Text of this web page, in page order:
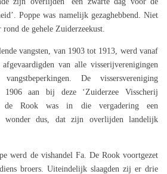
Poppe was namelijk gezaghebbend. Niet
de gehele Zuiderzeekust.
vangsten, van 1903 tot 1913, werd vanaf
van alle visserijverenigingen
De vissersvereniging
aan bij deze ‘Zuiderzee Visscherij
de Rook was in die vergadering een
wonder dus, dat zijn overlijden landelijk
werd de vishandel Fa. De Rook voortgezet
broers. Uiteindelijk slaagden zij er drie